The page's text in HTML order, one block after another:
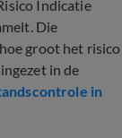
Indicatie
Die
groot het risico
in de
in